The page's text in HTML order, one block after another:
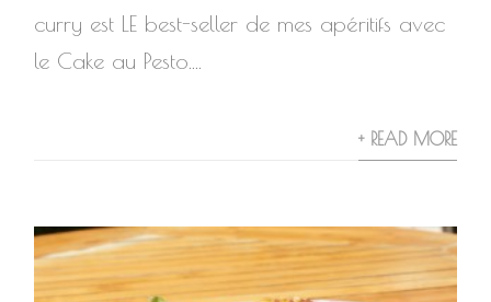
curry est LE best-seller de mes apéritifs avec
le Cake au Pesto....
+ READ MORE